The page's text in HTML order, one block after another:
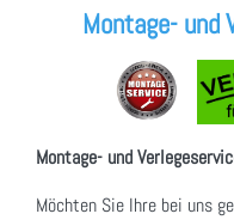
Montage- und
Montage- und
Möchten Sie Ihre bei uns